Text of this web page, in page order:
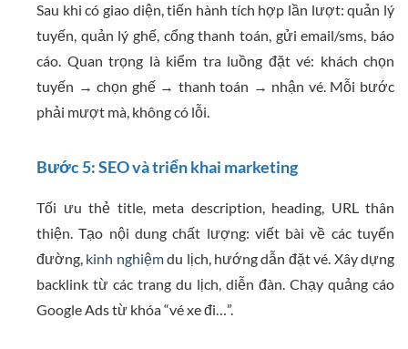
Sau khi có giao diện, tiến hành tích hợp lần lượt: quản lý
tuyến, quản lý ghế, cổng thanh toán, gửi email/sms, báo
cáo. Quan trọng là kiểm tra luồng đặt vé: khách chọn
tuyến → chọn ghế → thanh toán → nhận vé. Mỗi bước
phải mượt mà, không có lỗi.
Bước 5: SEO và triển khai marketing
Tối ưu thẻ title, meta description, heading, URL thân
thiện. Tạo nội dung chất lượng: viết bài về các tuyến
đường, kinh nghiệmdu lịch, hướng dẫn đặt vé. Xây dựng
backlink từ các trang du lịch, diễn đàn. Chạy quảng cáo
Google Ads từ khóa “vé xe đi…”.